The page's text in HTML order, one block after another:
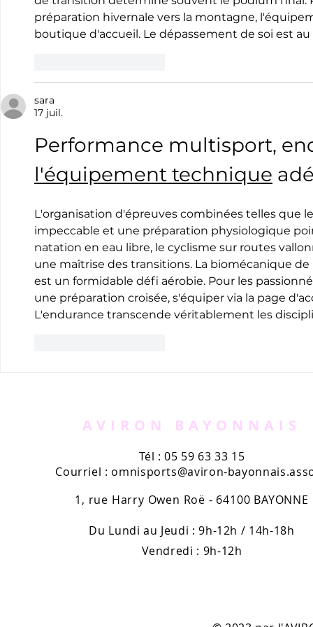
préparation hivernale vers la montagne,
boutique d'accueil. Le dépassement de soi est
sara
17 juil.
Performance multisport,
l'équipement technique
L'organisation d'épreuves combinées telles que
impeccable et une préparation physiologique
natation en eau libre, le cyclisme sur routes
une maîtrise des transitions. La biomécanique
est un formidable défi aérobie. Pour les
une préparation croisée, s'équiper via la page
L'endurance transcende véritablement les
AVIRON BAYONNAIS
Tél : 05 59 63 33 15
Courriel : omnisports@aviron-
1, rue Harry Owen Roë - 64100 BAYONNE
Du Lundi au Jeudi : 9h-12h / 14h-18h
Vendredi : 9h-12h